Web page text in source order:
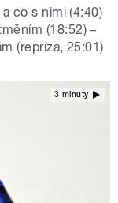
co s nimi (4:40)
(18:52) –
(repríza, 25:01)
3 minuty